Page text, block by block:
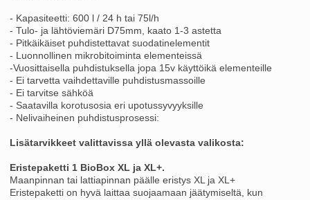
- Kapasiteetti: 600 l / 24 h tai 75l/h
- Tulo- ja lähtöviemäri D75mm, kaato 1-3 astetta
- Pitkäikäiset puhdistettavat suodatinelementit
- Luonnollinen mikrobitoiminta elementeissä
-Vuosittaisella puhdistuksella jopa 15v käyttöikä elementeille
- Ei tarvetta vaihdettaville puhdistusmassoille
- Ei tarvitse sähköä
- Saatavilla korotusosia eri upotussyvyyksille
- Nelivaiheinen puhdistusprosessi:
Lisätarvikkeet valittavissa yllä olevasta valikosta:
Eristepaketti 1 BioBox XL ja XL+.
Maanpinnan tai lattiapinnan päälle eristys XL ja XL+
Eristepaketti on hyvä laittaa suojaamaan jäätymiseltä, kun